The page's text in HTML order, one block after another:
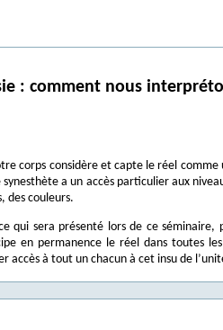
: comment nous
corps considère et capte le réel
synesthète a un accès particulier aux
des couleurs.
qui sera présenté lors de ce
en permanence le réel dans toutes
accès à tout un chacun à cet insu de